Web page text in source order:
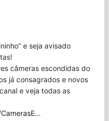
e seja avisado
câmeras escondidas do
já consagrados e novos
e veja todas as
…